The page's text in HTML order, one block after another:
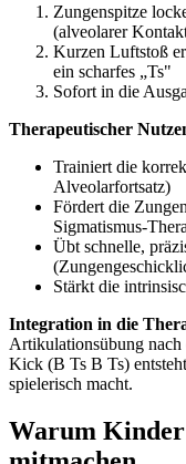
Zungenspitze
(alveolarer
Kurzen Luftstoß
ein scharfes „Ts"
Sofort in die
Therapeutischer
Trainiert die
Alveolarfortsatz)
Fördert die
Sigmatismus-
Übt schnelle,
Stärkt die
Integration in die
Artikulationsübung
Kick (B Ts B Ts)
spielerisch macht.
Warum Kinder